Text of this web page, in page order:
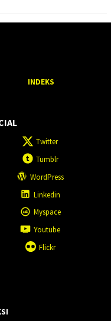
INDEKS
Twitter
Tumblr
WordPress
Linkedin
Myspace
Youtube
Flickr